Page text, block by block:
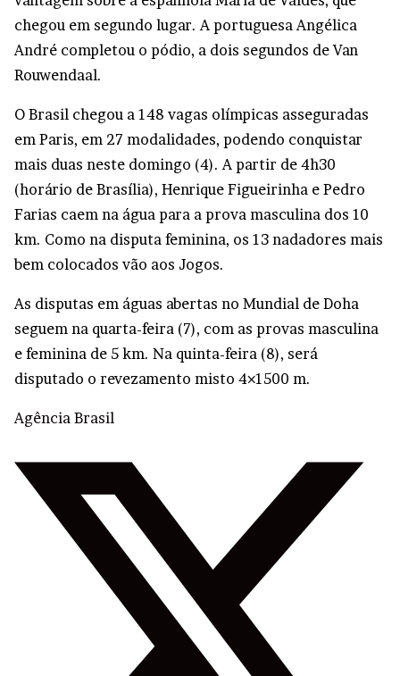
chegou em segundo lugar. A portuguesa Angélica
André completou o pódio, a dois segundos de Van
Rouwendaal.
O Brasil chegou a 148 vagas olímpicas asseguradas
em Paris, em 27 modalidades, podendo conquistar
mais duas neste domingo (4). A partir de 4h30
(horário de Brasília), Henrique Figueirinha e Pedro
Farias caem na água para a prova masculina dos 10
km. Como na disputa feminina, os 13 nadadores mais
bem colocados vão aos Jogos.
As disputas em águas abertas no Mundial de Doha
seguem na quarta-feira (7), com as provas masculina
e feminina de 5 km. Na quinta-feira (8), será
disputado o revezamento misto 4×1500 m.
Agência Brasil